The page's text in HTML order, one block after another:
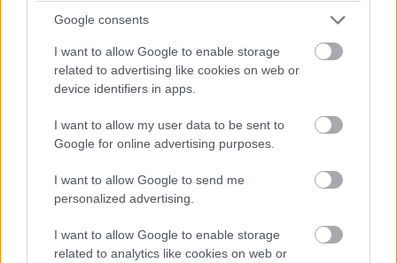
Google consents
I want to allow Google to enable storage
related to advertising like cookies on web or
device identifiers in apps.
I want to allow my user data to be sent to
Google for online advertising purposes.
I want to allow Google to send me
personalized advertising.
I want to allow Google to enable storage
related to analytics like cookies on web or